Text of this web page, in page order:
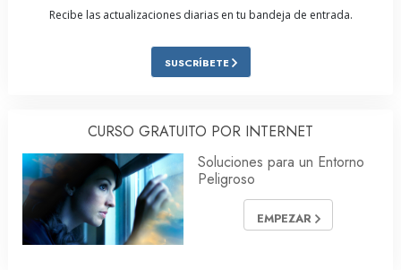
Recibe las actualizaciones diarias en tu bandeja de entrada.
SUSCRÍBETE
CURSO GRATUITO POR INTERNET
Soluciones para un Entorno
Peligroso
EMPEZAR